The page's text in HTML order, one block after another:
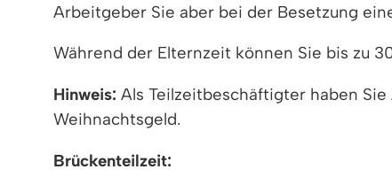
Arbeitgeber Sie aber bei der Besetzung
Während der Elternzeit können Sie bis zu
Hinweis: Als Teilzeitbeschäftigter haben
Weihnachtsgeld.
Brückenteilzeit: